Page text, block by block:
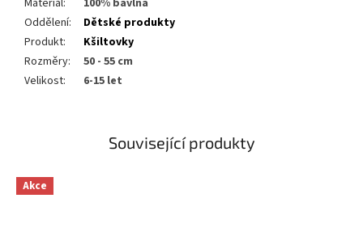
Související produkty
Akce
Materiál:
100% bavlna
Oddělení:
Dětské produkty
Produkt:
Kšiltovky
Rozměry:
50 - 55 cm
Velikost: 6-15 let